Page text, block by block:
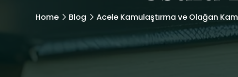
Home Blog Acele Kamulaştırma ve Olağan